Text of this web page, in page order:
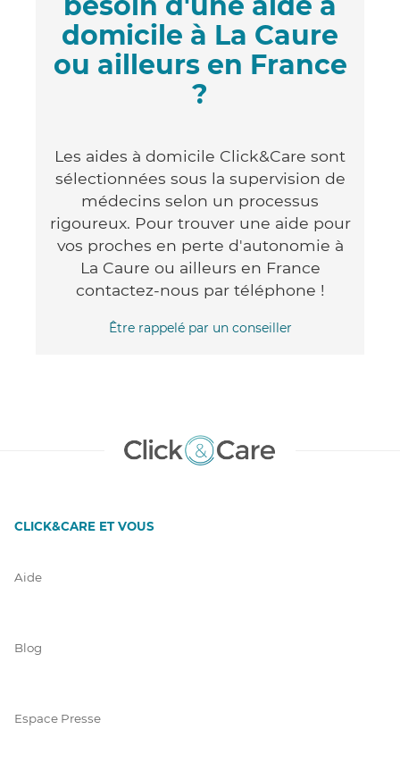
domicile à La Caure
ou ailleurs en France
?
Les aides à domicile Click&Care sont
sélectionnées sous la supervision de
médecins selon un processus
rigoureux. Pour trouver une aide pour
vos proches en perte d'autonomie à
La Caure ou ailleurs en France
contactez-nous par téléphone !
Être rappelé par un conseiller
CLICK&CARE ET VOUS
Aide
Blog
Espace Presse